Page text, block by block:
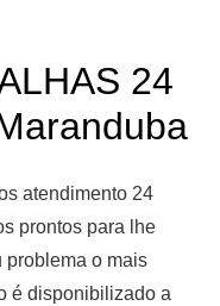
24
atendimento 24
prontos para lhe
problema o mais
é disponibilizado a